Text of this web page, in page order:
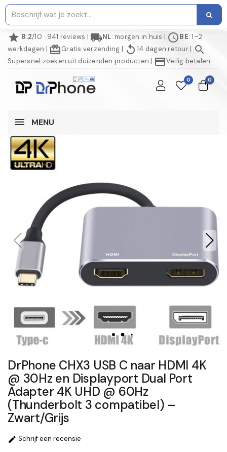
star 8.2/10 · 941 reviews | local_shippingNL: morgen in huis | scheduleBE: 1–2
werkdagen | redeemGratis verzending | replay 14 dagen retour| search
Supersnel zoeken uit duizenden producten | credit_cardVeilig betalen
0 0
MENU
NIET OP VOORRAAD
DrPhone CHX3 USB C naar HDMI 4K
@ 30Hz en Displayport Dual Port
Adapter 4K UHD @ 60Hz
(Thunderbolt 3 compatibel) –
Zwart/Grijs
 Schrijf een recensie